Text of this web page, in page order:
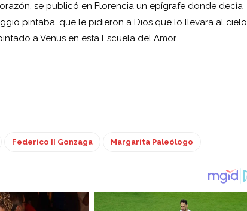
se publicó en Florencia un epígrafe donde decía
pintaba, que le pidieron a Dios que lo llevara al cielo
a Venus en esta Escuela del Amor.
Federico II Gonzaga Margarita Paleólogo